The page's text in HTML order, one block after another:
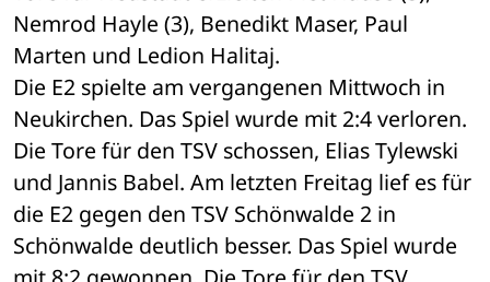
Nemrod Hayle (3), Benedikt Maser, Paul
Marten und Ledion Halitaj.
Die E2 spielte am vergangenen Mittwoch in
Neukirchen. Das Spiel wurde mit 2:4 verloren.
Die Tore für den TSV schossen, Elias Tylewski
und Jannis Babel. Am letzten Freitag lief es für
die E2 gegen den TSV Schönwalde 2 in
Schönwalde deutlich besser. Das Spiel wurde